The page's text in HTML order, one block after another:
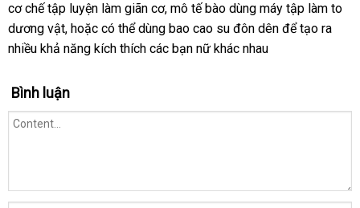
ngoài
nhất
cơ chế tập luyện làm giãn cơkiểm
tra
, mô tế bào dùng máy tập làm to
dương vậtshop
, nơi
bán
hoặc hỗ
trợ
có thể dùng bao cao su đôn dên tiết
để tạo ra
nhiều khả năng kích thích xuất
các bạn nữ khác nhau
Bình luận